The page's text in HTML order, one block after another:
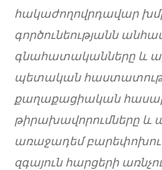
հակաժողովրդավար
գործունեությանն
գնահատականները և
պետական
քաղաքացիական
թիրախավորումները և
առաջադեմ
զգայուն հարցերի